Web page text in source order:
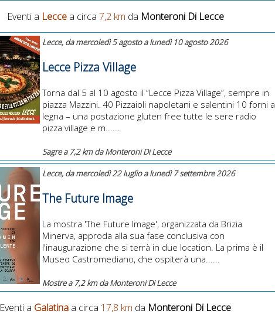
Eventi a Leccea circa 7,2 km da Monteroni Di Lecce
Lecce, da mercoledì 5 agosto a lunedì 10 agosto 2026
Lecce Pizza Village
Torna dal 5 al 10 agosto il “Lecce Pizza Village”, sempre in
piazza Mazzini. 40 Pizzaioli napoletani e salentini 10 forni a
legna – una postazione gluten free tutte le sere radio
pizza village e m......
Sagre a 7,2 km da Monteroni Di Lecce
Lecce, da mercoledì 22 luglio a lunedì 7 settembre 2026
The Future Image
La mostra 'The Future Image', organizzata da Brizia
Minerva, approda alla sua fase conclusiva con
l'inaugurazione che si terrà in due location. La prima è il
Museo Castromediano, che ospiterà una......
Mostre a 7,2 km da Monteroni Di Lecce
Eventi a Galatina a circa 17,8 km da Monteroni Di Lecce